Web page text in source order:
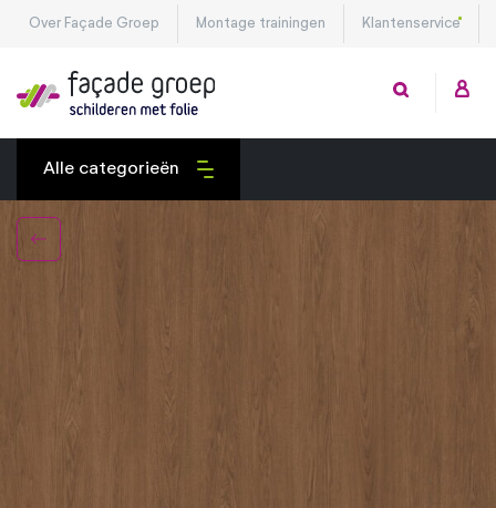
Over Façade Groep Montage trainingen Klantenservice
Alle categorieën
Exterieurfolies